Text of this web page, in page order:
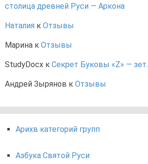
столица древней Руси — Аркона
Наталия к Отзывы
Марина к Отзывы
StudyDocx к Секрет Буковы «Z» — зет.
Андрей Зырянов к Отзывы
Арихв категорий групп
Азбука Святой Руси